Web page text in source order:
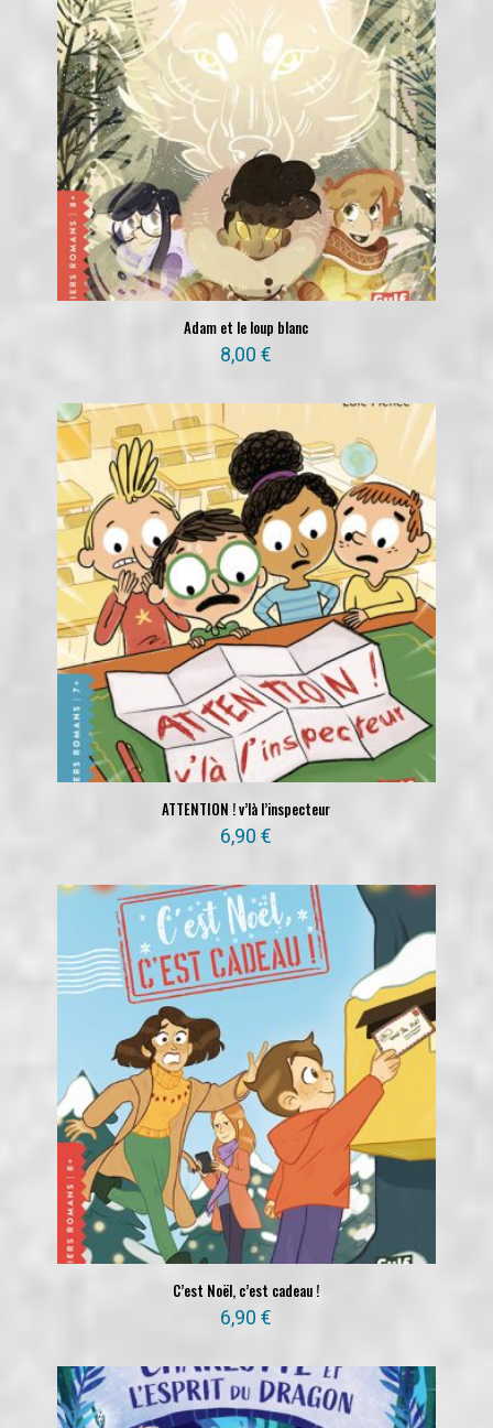
Adam et le loup blanc
8,00€
ATTENTION ! v’là l’inspecteur
6,90€
C’est Noël, c’est cadeau !
6,90€